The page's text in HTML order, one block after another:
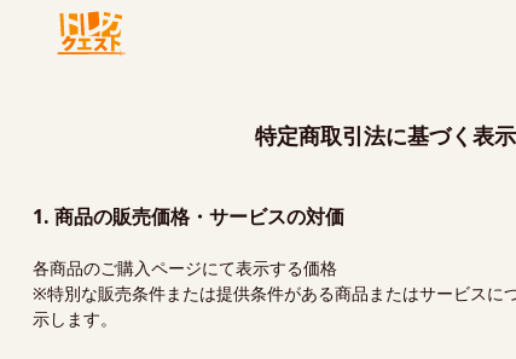
特定商取引法に基づく表示
1. 商品の販売価格・サービスの対価
各商品のご購入ページにて表示する価格
※特別な販売条件または提供条件がある商品またはサービスに
示します。